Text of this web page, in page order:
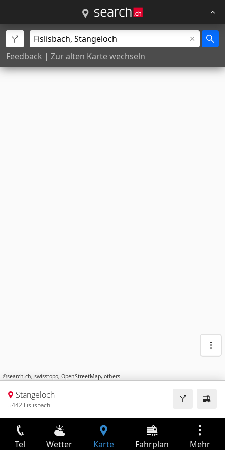
Feedback | Zur alten Karte wechseln
©search.ch, swisstopo, OpenStreetMap, others
Stangeloch
5442 Fislisbach
Tel Wetter Karte Fahrplan Mehr